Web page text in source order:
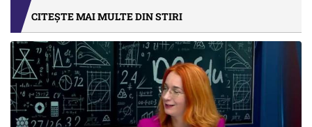
CITEȘTE MAI MULTE DIN STIRI